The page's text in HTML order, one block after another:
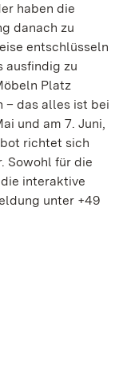
haben die
danach zu
entschlüsseln
ausfindig zu
Platz
– das alles ist bei
und am 7. Juni,
richtet sich
Sowohl für die
interaktive
unter +49